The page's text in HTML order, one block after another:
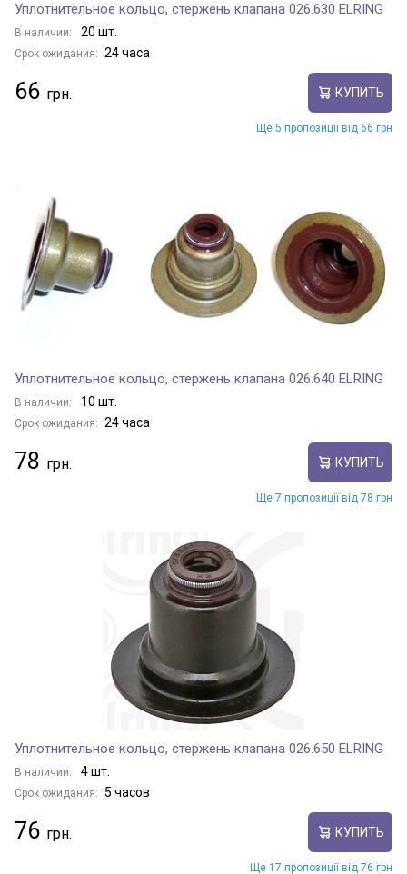
Уплотнительное кольцо, стержень клапана 026.630 ELRING
В наличии: 20 шт.
Срок ожидания: 24 часа
66 КУПИТЬ
Ще 5 пропозиції від 66 грн
Уплотнительное кольцо, стержень клапана 026.640 ELRING
В наличии: 10 шт.
Срок ожидания: 24 часа
78 КУПИТЬ
Ще 7 пропозиції від 78 грн
Уплотнительное кольцо, стержень клапана 026.650 ELRING
В наличии: 4 шт.
Срок ожидания: 5 часов
76 КУПИТЬ
Ще 17 пропозиції від 76 грн